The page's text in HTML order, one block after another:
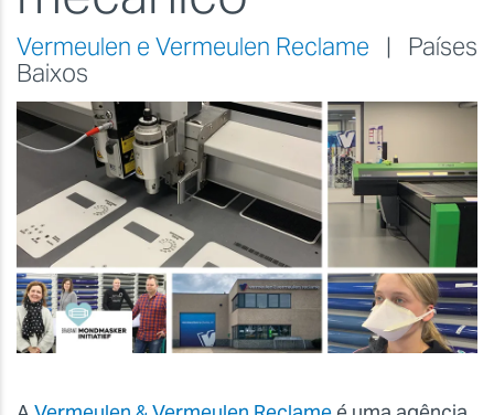
Vermeulen e Vermeulen Reclame | Países
Baixos